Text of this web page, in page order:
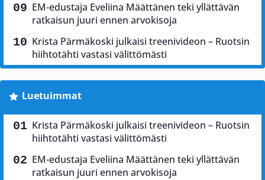
EM-edustaja Eveliina Määttänen teki yllättävän
ratkaisun juuri ennen arvokisoja
Krista Pärmäkoski julkaisi treenivideon – Ruotsin
hiihtotähti vastasi välittömästi
Luetuimmat
Krista Pärmäkoski julkaisi treenivideon – Ruotsin
hiihtotähti vastasi välittömästi
EM-edustaja Eveliina Määttänen teki yllättävän
ratkaisun juuri ennen arvokisoja